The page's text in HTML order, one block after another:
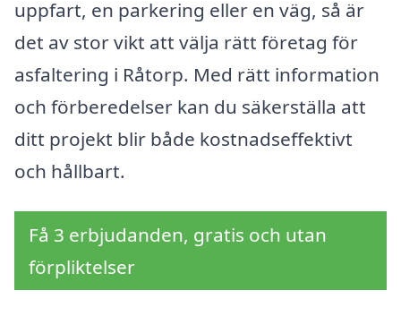
uppfart, en parkering eller en väg, så är
det av stor vikt att välja rätt företag för
asfaltering i Råtorp. Med rätt information
och förberedelser kan du säkerställa att
ditt projekt blir både kostnadseffektivt
och hållbart.
Få 3 erbjudanden, gratis och utan
förpliktelser